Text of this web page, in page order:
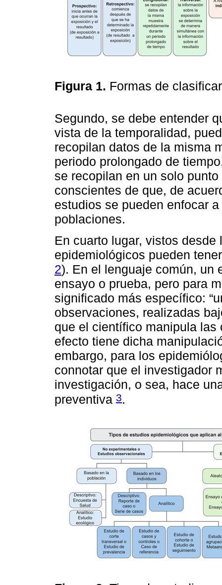
Figura 1. Formas de
Segundo, se debe entender
vista de la temporalidad,
recopilan datos de la misma
periodo prolongado de
se recopilan en un solo
conscientes de que, de
estudios se pueden enfocar
poblaciones.
En cuarto lugar, vistos
epidemiológicos pueden
2). En el lenguaje común, un
ensayo o prueba, pero para
significado más específico:
observaciones, realizadas
que el científico manipula
efecto tiene dicha
embargo, para los
connotar que el investigador
investigación, o sea, hace
preventiva 3.